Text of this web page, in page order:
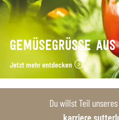
GEMÜSEGRÜSSE
Jetzt mehr entdecken
Du willst Teil